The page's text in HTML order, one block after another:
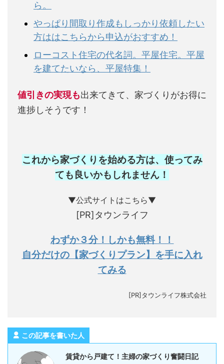
ら。
やっぱり間取り作成もしっかり依頼したい
方ははこちらから申込がおすすめ！
ローコスト住宅の代名詞。平屋住宅。平屋
を建てたいなら、平屋特集！
値引きの実現も出来てきて、家づくりがお得に
進捗しそうです！
これから家づくりを始める方は、使ってみ
ても良いかもしれません ！
▼公式サイトはこちら▼
[PR]タウンライフ
わずか３分！しかも無料！！
自分だけの【家づくりプラン】を手に入れ
てみる
[PR]タウンライフ株式会社
この記事を書いた人
賃貸から戸建て！主婦の家づくり奮闘日記